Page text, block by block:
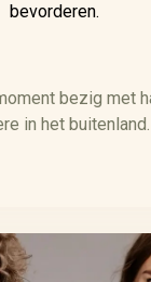
bevorderen.
bezig met
in het buitenland.